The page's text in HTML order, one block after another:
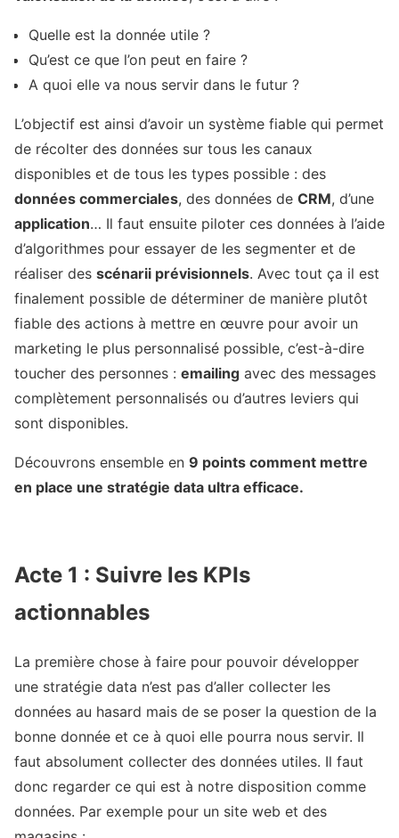
Quelle est la donnée utile ?
Qu’est ce que l’on peut en faire ?
A quoi elle va nous servir dans le futur ?
L’objectif est ainsi d’avoir un système fiable qui permet
de récolter des données sur tous les canaux
disponibles et de tous les types possible : des
données commerciales, des données de CRM, d’une
application… Il faut ensuite piloter ces données à l’aide
d’algorithmes pour essayer de les segmenter et de
réaliser des scénarii prévisionnels. Avec tout ça il est
finalement possible de déterminer de manière plutôt
fiable des actions à mettre en œuvre pour avoir un
marketing le plus personnalisé possible, c’est-à-dire
toucher des personnes : emailing avec des messages
complètement personnalisés ou d’autres leviers qui
sont disponibles.
Découvrons ensemble en 9 points comment mettre
en place une stratégie data ultra efficace.
Acte 1 : Suivre les KPIs
actionnables
La première chose à faire pour pouvoir développer
une stratégie data n’est pas d’aller collecter les
données au hasard mais de se poser la question de la
bonne donnée et ce à quoi elle pourra nous servir. Il
faut absolument collecter des données utiles. Il faut
donc regarder ce qui est à notre disposition comme
données. Par exemple pour un site web et des